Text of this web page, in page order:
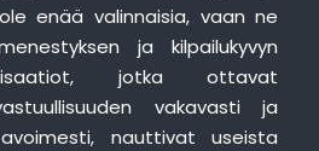
enää valinnaisia, vaan ne
ja kilpailukyvyn
jotka ottavat
vakavasti ja
nauttivat useista